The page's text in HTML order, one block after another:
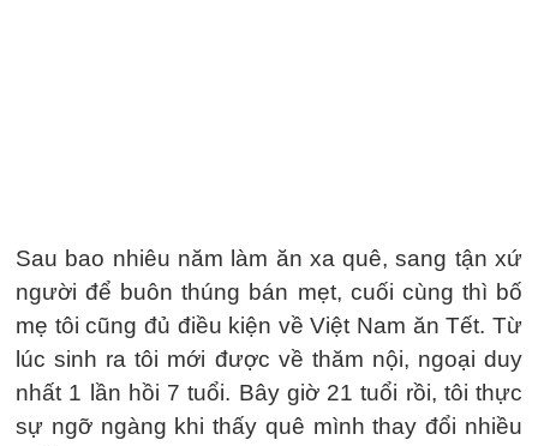
Sau bao nhiêu năm làm ăn xa quê, sang tận xứ
người để buôn thúng bán mẹt, cuối cùng thì bố
mẹ tôi cũng đủ điều kiện về Việt Nam ăn Tết. Từ
lúc sinh ra tôi mới được về thăm nội, ngoại duy
nhất 1 lần hồi 7 tuổi. Bây giờ 21 tuổi rồi, tôi thực
sự ngỡ ngàng khi thấy quê mình thay đổi nhiều